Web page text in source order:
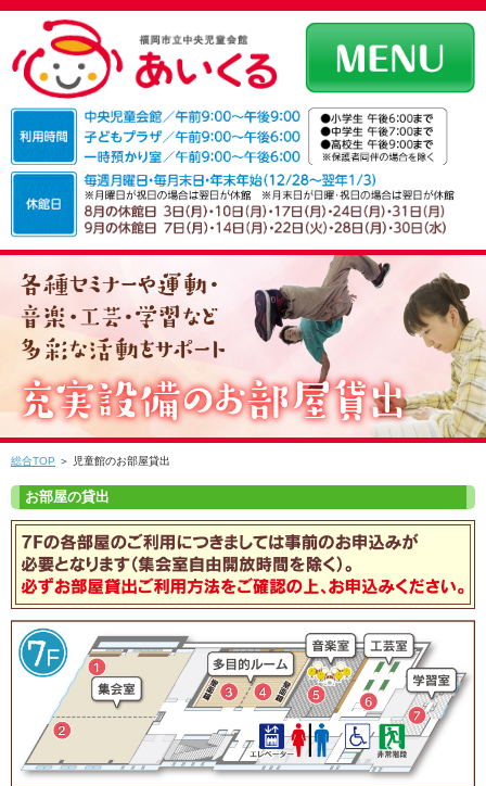
総合TOP ＞ 児童館のお部屋貸出